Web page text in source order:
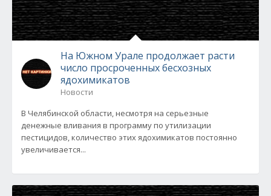
На Южном Урале продолжает расти
число просроченных бесхозных
ядохимикатов
Новости
В Челябинской области, несмотря на серьезные
денежные вливания в программу по утилизации
пестицидов, количество этих ядохимикатов постоянно
увеличивается...